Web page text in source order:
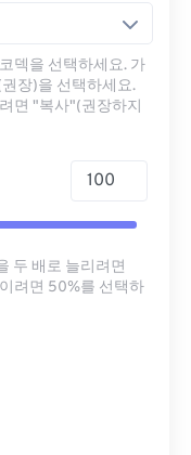
덱을 선택하세요. 가
장)을 선택하세요.
면 "복사"(권장하지
두 배로 늘리려면
려면 50%를 선택하